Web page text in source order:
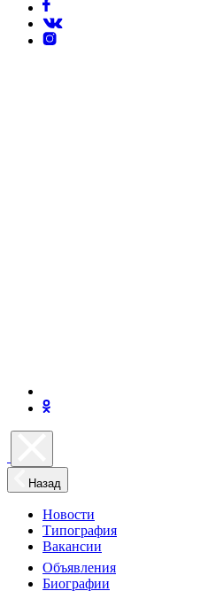
Назад
Новости
Типография
Вакансии
Объявления
Биографии